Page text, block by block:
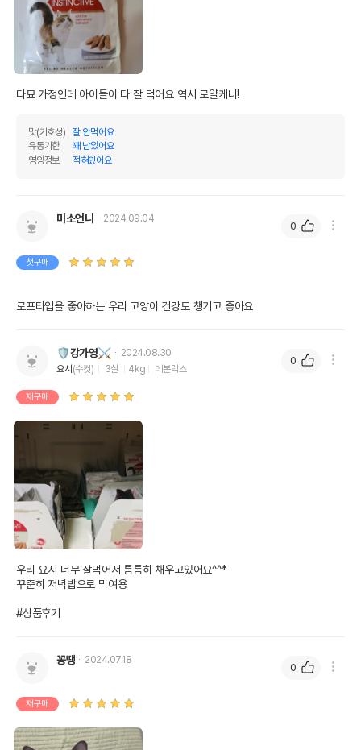
다묘 가정인데 아이들이 다 잘 먹어요 역시 로얄케니!
맛(기호성)
잘 안먹어요
유통기한
꽤 남았어요
영양정보
적혀있어요
미소언니 2024.09.04
첫구매
로프타입을 좋아하는 우리 고양이 건강도 챙기고 좋아요
0
🛡강가영⚔️
2024.08.30
요시(수컷) 3살 4kg 데본렉스
재구매
우리 요시 너무 잘먹어서 틈틈히 채우고있어요^^*
꾸준히 저녁밥으로 먹여용
#상품후기
0
꽁땡 2024.07.18
재구매
0